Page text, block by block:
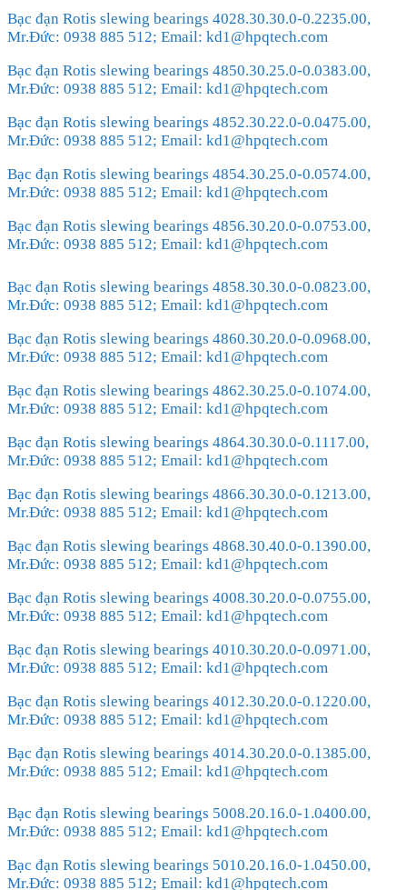
Bạc đạn Rotis slewing bearings 4028.30.30.0-0.2235.00,
Mr.Đức: 0938 885 512; Email: kd1@hpqtech.com
Bạc đạn Rotis slewing bearings 4850.30.25.0-0.0383.00,
Mr.Đức: 0938 885 512; Email: kd1@hpqtech.com
Bạc đạn Rotis slewing bearings 4852.30.22.0-0.0475.00,
Mr.Đức: 0938 885 512; Email: kd1@hpqtech.com
Bạc đạn Rotis slewing bearings 4854.30.25.0-0.0574.00,
Mr.Đức: 0938 885 512; Email: kd1@hpqtech.com
Bạc đạn Rotis slewing bearings 4856.30.20.0-0.0753.00,
Mr.Đức: 0938 885 512; Email: kd1@hpqtech.com
Bạc đạn Rotis slewing bearings 4858.30.30.0-0.0823.00,
Mr.Đức: 0938 885 512; Email: kd1@hpqtech.com
Bạc đạn Rotis slewing bearings 4860.30.20.0-0.0968.00,
Mr.Đức: 0938 885 512; Email: kd1@hpqtech.com
Bạc đạn Rotis slewing bearings 4862.30.25.0-0.1074.00,
Mr.Đức: 0938 885 512; Email: kd1@hpqtech.com
Bạc đạn Rotis slewing bearings 4864.30.30.0-0.1117.00,
Mr.Đức: 0938 885 512; Email: kd1@hpqtech.com
Bạc đạn Rotis slewing bearings 4866.30.30.0-0.1213.00,
Mr.Đức: 0938 885 512; Email: kd1@hpqtech.com
Bạc đạn Rotis slewing bearings 4868.30.40.0-0.1390.00,
Mr.Đức: 0938 885 512; Email: kd1@hpqtech.com
Bạc đạn Rotis slewing bearings 4008.30.20.0-0.0755.00,
Mr.Đức: 0938 885 512; Email: kd1@hpqtech.com
Bạc đạn Rotis slewing bearings 4010.30.20.0-0.0971.00,
Mr.Đức: 0938 885 512; Email: kd1@hpqtech.com
Bạc đạn Rotis slewing bearings 4012.30.20.0-0.1220.00,
Mr.Đức: 0938 885 512; Email: kd1@hpqtech.com
Bạc đạn Rotis slewing bearings 4014.30.20.0-0.1385.00,
Mr.Đức: 0938 885 512; Email: kd1@hpqtech.com
Bạc đạn Rotis slewing bearings 5008.20.16.0-1.0400.00,
Mr.Đức: 0938 885 512; Email: kd1@hpqtech.com
Bạc đạn Rotis slewing bearings 5010.20.16.0-1.0450.00,
Mr.Đức: 0938 885 512; Email: kd1@hpqtech.com